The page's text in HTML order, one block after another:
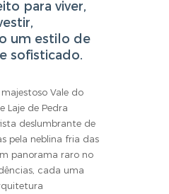
para viver,
um estilo de
sofisticado.
Vale do
Laje de Pedra
deslumbrante de
pela neblina fria das
panorama raro no
cada uma